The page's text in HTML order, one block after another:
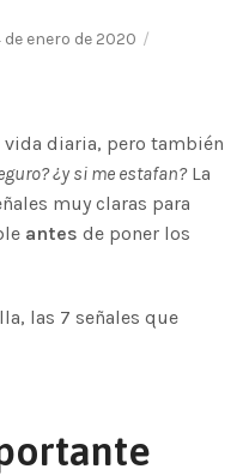
de enero de 2020
vida diaria, pero también
¿y si me estafan?La
muy claras para
antes de poner los
las 7 señales que